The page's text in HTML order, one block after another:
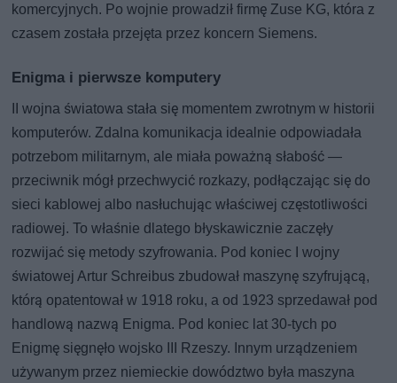
komercyjnych. Po wojnie prowadził firmę Zuse KG, która z
czasem została przejęta przez koncern Siemens.
Enigma i pierwsze komputery
II wojna światowa stała się momentem zwrotnym w historii
komputerów. Zdalna komunikacja idealnie odpowiadała
potrzebom militarnym, ale miała poważną słabość —
przeciwnik mógł przechwycić rozkazy, podłączając się do
sieci kablowej albo nasłuchując właściwej częstotliwości
radiowej. To właśnie dlatego błyskawicznie zaczęły
rozwijać się metody szyfrowania. Pod koniec I wojny
światowej Artur Schreibus zbudował maszynę szyfrującą,
którą opatentował w 1918 roku, a od 1923 sprzedawał pod
handlową nazwą Enigma. Pod koniec lat 30-tych po
Enigmę sięgnęło wojsko III Rzeszy. Innym urządzeniem
używanym przez niemieckie dowództwo była maszyna